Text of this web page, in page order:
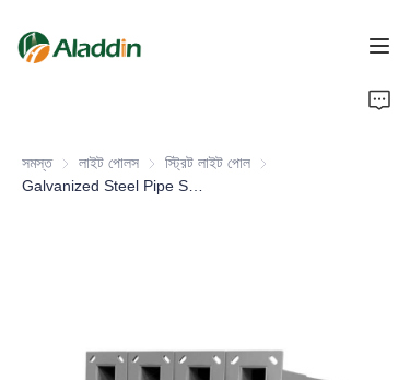
সমস্ত লাইট পোলস লাইট পোলস
স্ট্রিট লাইট পোল স্ট্রিট লাইট পোল
আমাদের সম্পর্কে